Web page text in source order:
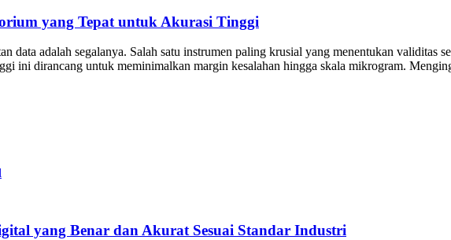
yang Tepat untuk Akurasi Tinggi
data adalah segalanya. Salah satu instrumen paling krusial yang menentukan validitas
ini dirancang untuk meminimalkan margin kesalahan hingga skala mikrogram.
yang Benar dan Akurat Sesuai Standar Industri